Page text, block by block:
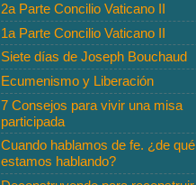
2a Parte Concilio Vaticano II
1a Parte Concilio Vaticano II
Siete días de Joseph Bouchaud
Ecumenismo y Liberación
7 Consejos para vivir una misa
participada
Cuando hablamos de fe. ¿de qué
estamos hablando?